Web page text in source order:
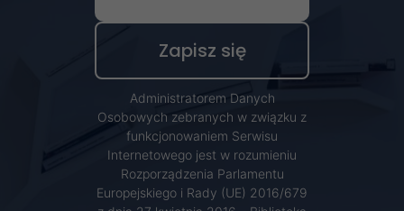
Administratorem Danych
Osobowych zebranych w związku z
funkcjonowaniem Serwisu
Internetowego jest w rozumieniu
Rozporządzenia Parlamentu
Europejskiego i Rady (UE) 2016/679